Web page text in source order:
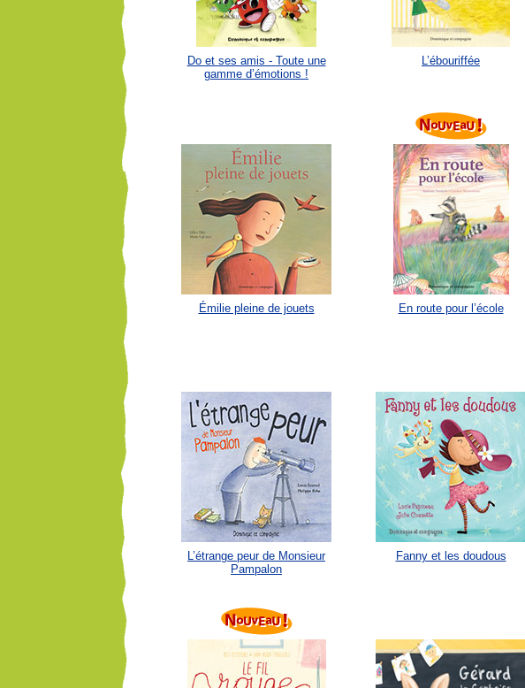
Do et ses amis - Toute une
gamme d’émotions !
L’ébouriffée
Émilie pleine de jouets En route pour l’école
L’étrange peur de Monsieur
Pampalon
Fanny et les doudous